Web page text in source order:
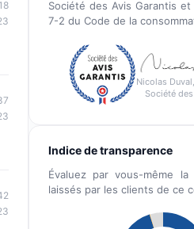
Société des Avis Garantis et
7-2 du Code de la
Nicolas
Société
Indice de transparence
Évaluez par vous-même
laissés par les clients de ce